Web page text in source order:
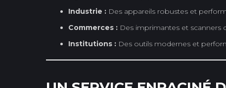
Industrie : Des appareils robustes et
Commerces : Des imprimantes et scanners
Institutions : Des outils modernes et